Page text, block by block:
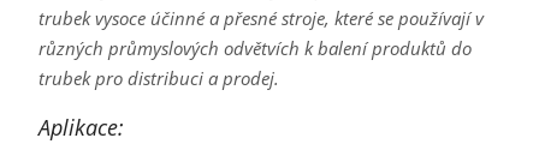
trubek vysoce účinné a přesné stroje, které se používají v
různých průmyslových odvětvích k balení produktů do
trubek pro distribuci a prodej.
Aplikace: